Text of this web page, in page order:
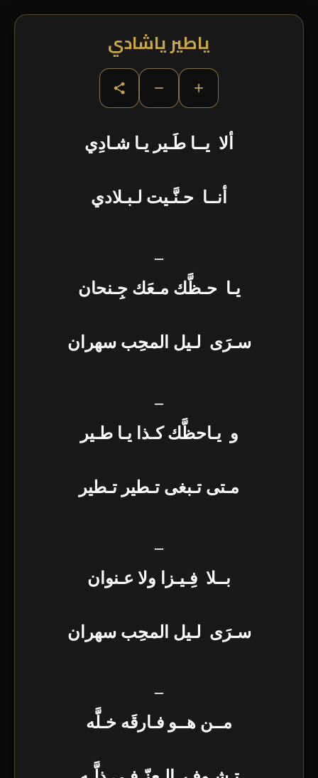
ياطير ياشادي
+
−
ألا يــا طَـير يـا شـادِي
أنــا حـنَّـيت لـبـلادي
يـا حـظَّك مـعَك جِـنحان
سـرَى لـيل المحِب سهران
و يـاحظَّك كـذا يـا طـير
مـتى تـبغى تـطير تـطير
بــلا فِـيـزا ولا عـنوان
سـرَى لـيل المحِب سهران
مــن هــو فـارقَه خـلَّه